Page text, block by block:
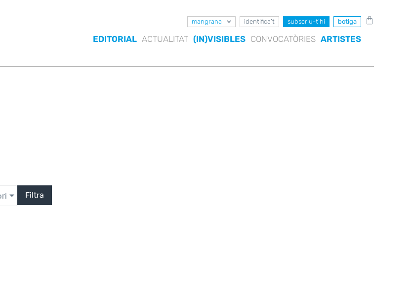
mangrana identifica’t subscriu-t’hi botiga
EDITORIAL ACTUALITAT (IN)VISIBLES CONVOCATÒRIES ARTISTES
Filtra